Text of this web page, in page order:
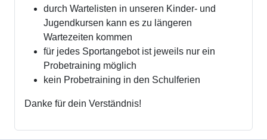
durch Wartelisten in unseren Kinder- und
Jugendkursen kann es zu längeren
Wartezeiten kommen
für jedes Sportangebot ist jeweils nur ein
Probetraining möglich
kein Probetraining in den Schulferien
Danke für dein Verständnis!